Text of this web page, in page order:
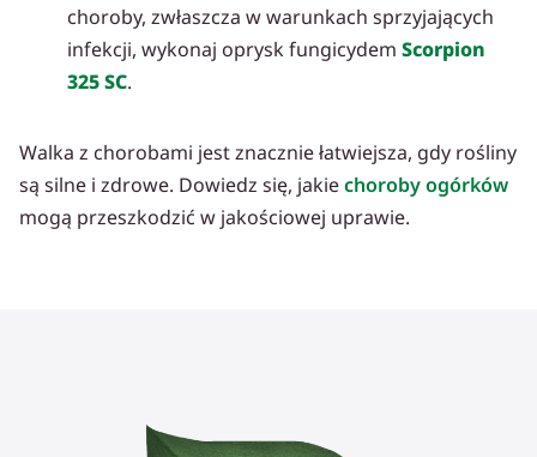
choroby, zwłaszcza w warunkach sprzyjających
infekcji, wykonaj oprysk fungicydem Scorpion
325 SC.
Walka z chorobami jest znacznie łatwiejsza, gdy rośliny
są silne i zdrowe. Dowiedz się, jakiechoroby ogórków
mogą przeszkodzić w jakościowej uprawie.